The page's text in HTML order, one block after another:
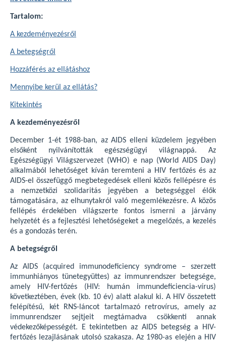
Tartalom:
A kezdeményezésről
A betegségről
Hozzáférés az ellátáshoz
Mennyibe kerül az ellátás?
Kitekintés
A kezdeményezésről
December 1-ét 1988-ban, az AIDS elleni küzdelem jegyében
elsőként nyilvánították egészségügyi világnappá. Az
Egészségügyi Világszervezet (WHO) e nap (World AIDS Day)
alkalmából lehetőséget kíván teremteni a HIV fertőzés és az
AIDS-el összefüggő megbetegedések elleni közös fellépésre és
a nemzetközi szolidaritás jegyében a betegséggel élők
támogatására, az elhunytakról való megemlékezésre. A közös
fellépés érdekében világszerte fontos ismerni a járvány
helyzetét és a fejlesztési lehetőségeket a megelőzés, a kezelés
és a gondozás terén.
A betegségről
Az AIDS (acquired immunodeficiency syndrome – szerzett
immunhiányos tünetegyüttes) az immunrendszer betegsége,
amely HIV-fertőzés (HIV: humán immundeficiencia-vírus)
következtében, évek (kb. 10 év) alatt alakul ki. A HIV összetett
felépítésű, két RNS-láncot tartalmazó retrovírus, amely az
immunrendszer sejtjeit megtámadva csökkenti annak
védekezőképességét. E tekintetben az AIDS betegség a HIV-
fertőzés lezajlásának utolsó szakasza. Az 1980-as elején a HIV